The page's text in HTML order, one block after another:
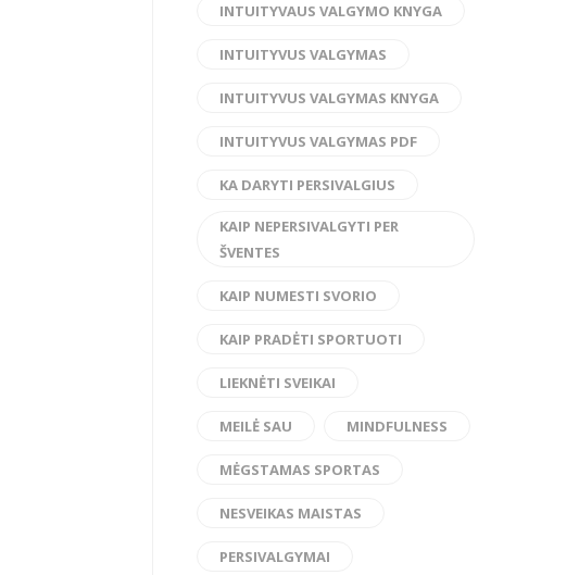
INTUITYVAUS VALGYMO KNYGA
INTUITYVUS VALGYMAS
INTUITYVUS VALGYMAS KNYGA
INTUITYVUS VALGYMAS PDF
KA DARYTI PERSIVALGIUS
KAIP NEPERSIVALGYTI PER
ŠVENTES
KAIP NUMESTI SVORIO
KAIP PRADĖTI SPORTUOTI
LIEKNĖTI SVEIKAI
MEILĖ SAU MINDFULNESS
MĖGSTAMAS SPORTAS
NESVEIKAS MAISTAS
PERSIVALGYMAI